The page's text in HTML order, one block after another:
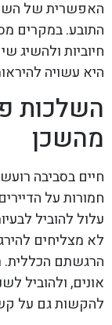
האפשרית של
התובע. במקרים
חיוביות ולהשיג
היא עשויה
השלכות
מהשכן
חיים בסביבה
חמורות על
עלול להוביל
לא מצליחים
הרגשתם הכללית.
אונים, ולהוביל
להקשות גם על